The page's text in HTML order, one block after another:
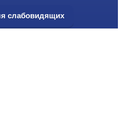
слабовидящих